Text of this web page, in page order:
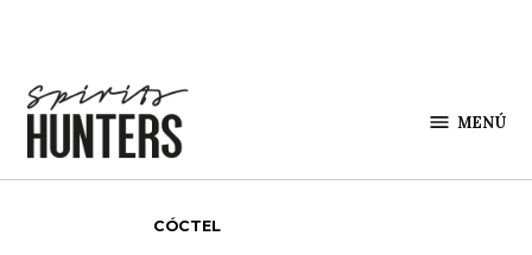
MENÚ
CÓCTEL